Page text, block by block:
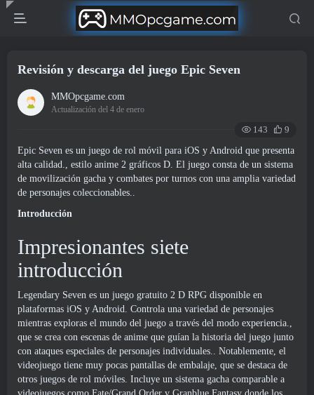
Revisión y descarga del juego Epic Seven
MMOpcgame.com
Actualización del 4 de enero
143
9
Epic Seven es un juego de rol móvil para iOS y Android que presenta
alta calidad., estilo anime 2 gráficos D. El juego consta de un sistema
de movilización gacha y combates por turnos con una amplia variedad
de personajes coleccionables..
Introducción
Impresionantes siete
introducción
Legendary Seven es un juego gratuito 2 D RPG disponible en
plataformas iOS y Android. Controla una variedad de personajes
mientras exploras el mundo del juego a través del modo experiencia.,
que se crea con escenas de anime que guían la historia del juego junto
con ataques especiales de personajes individuales.. Notablemente, el
videojuego tiene muy pocas pantallas de embalaje, que se destaca de
otros juegos de rol móviles. Incluye un sistema gacha comparable a